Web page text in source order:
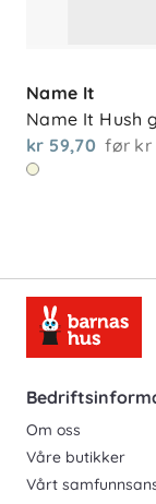
Name It
Name It Hush
kr 59,70 før kr
Om oss
Våre butikker
Vårt